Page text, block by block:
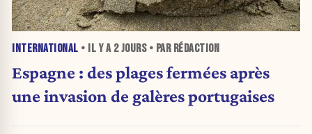
INTERNATIONAL • IL Y A 2 JOURS• PAR RÉDACTION
Espagne : des plages fermées après
une invasion de galères portugaises